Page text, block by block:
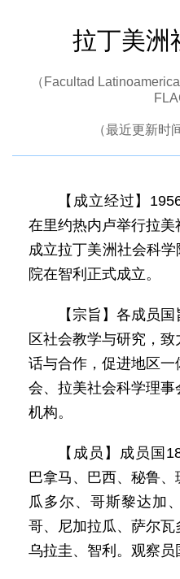
拉丁美洲
（Facultad
（最近更新时
【成立经过】
在里约热内卢举行拉
成立拉丁美洲社会科
院在智利正式成立。
【宗旨】各成员
区社会教学与研究，
话与合作，促进地区
会、拉美社会科学理
机构。
【成员】成员国
巴拿马、巴西、秘鲁
瓜多尔、哥斯黎达加
哥、尼加拉瓜、萨尔瓦
乌拉圭、智利。观察员